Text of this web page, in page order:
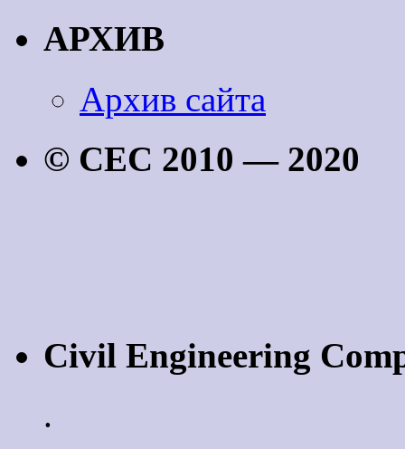
АРХИВ
Архив сайта
© CEC 2010 — 2020
Civil Engineering
.